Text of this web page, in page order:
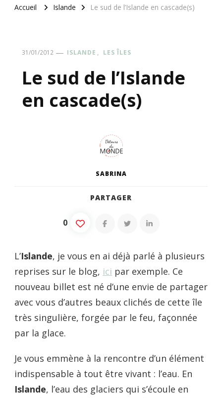
Accueil Islande Le sud de l’Islande en cascade(s)
31/01/2012 ISLANDE LES ÎLES
Le sud de l’Islande
en cascade(s)
SABRINA
PARTAGER
0
L’Islande, je vous en ai déjà parlé à plusieurs
reprises sur le blog, ici par exemple. Ce
nouveau billet est né d’une envie de partager
avec vous d’autres beaux clichés de cette île
très singulière, forgée par le feu, façonnée
par la glace.
Je vous emmène à la rencontre d’un élément
indispensable à tout être vivant : l’eau. En
Islande, l’eau des glaciers qui s’écoule en